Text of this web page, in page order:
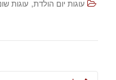
עוגות יום הולדת, עוגות